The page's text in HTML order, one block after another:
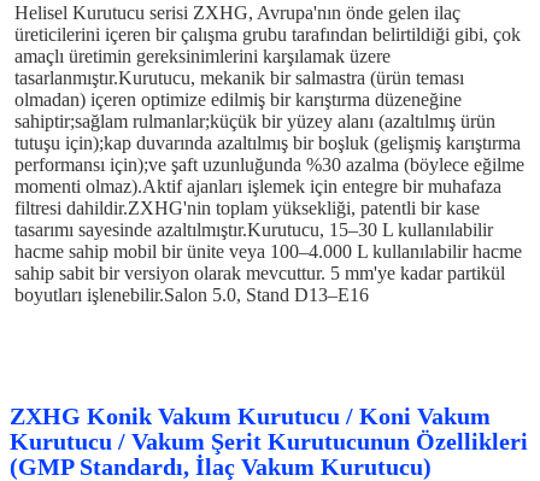
Helisel Kurutucu serisi ZXHG, Avrupa'nın önde gelen ilaç
üreticilerini içeren bir çalışma grubu tarafından belirtildiği gibi, çok
amaçlı üretimin gereksinimlerini karşılamak üzere
tasarlanmıştır.Kurutucu, mekanik bir salmastra (ürün teması
olmadan) içeren optimize edilmiş bir karıştırma düzeneğine
sahiptir;sağlam rulmanlar;küçük bir yüzey alanı (azaltılmış ürün
tutuşu için);kap duvarında azaltılmış bir boşluk (gelişmiş karıştırma
performansı için);ve şaft uzunluğunda %30 azalma (böylece eğilme
momenti olmaz).Aktif ajanları işlemek için entegre bir muhafaza
filtresi dahildir.ZXHG'nin toplam yüksekliği, patentli bir kase
tasarımı sayesinde azaltılmıştır.Kurutucu, 15–30 L kullanılabilir
hacme sahip mobil bir ünite veya 100–4.000 L kullanılabilir hacme
sahip sabit bir versiyon olarak mevcuttur. 5 mm'ye kadar partikül
boyutları işlenebilir.Salon 5.0, Stand D13–E16
ZXHG Konik Vakum Kurutucu / Koni Vakum
Kurutucu / Vakum Şerit Kurutucunun Özellikleri
(GMP Standardı, İlaç Vakum Kurutucu)